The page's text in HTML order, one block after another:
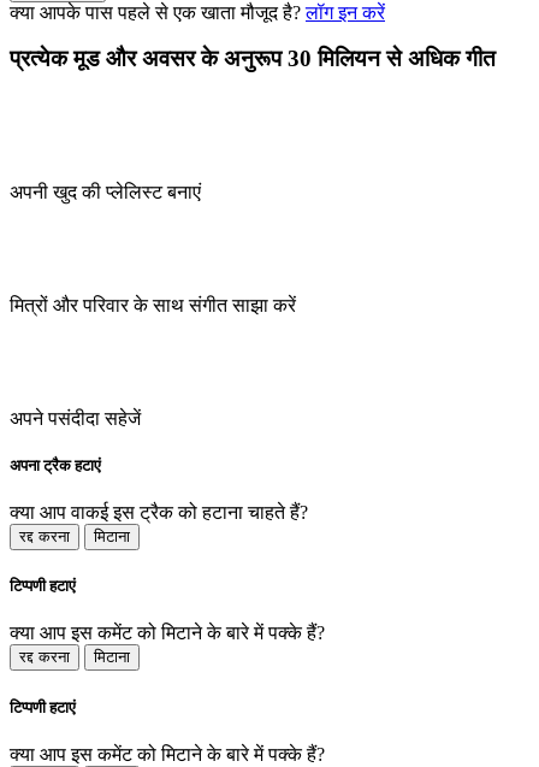
क्या आपके पास पहले से एक खाता मौजूद है? लॉग इन करें
प्रत्येक मूड और अवसर के अनुरूप 30 मिलियन से अधिक गीत
अपनी खुद की प्लेलिस्ट बनाएं
मित्रों और परिवार के साथ संगीत साझा करें
अपने पसंदीदा सहेजें
अपना ट्रैक हटाएं
क्या आप वाकई इस ट्रैक को हटाना चाहते हैं?
रद्द करना मिटाना
टिप्पणी हटाएं
क्या आप इस कमेंट को मिटाने के बारे में पक्के हैं?
रद्द करना मिटाना
टिप्पणी हटाएं
क्या आप इस कमेंट को मिटाने के बारे में पक्के हैं?